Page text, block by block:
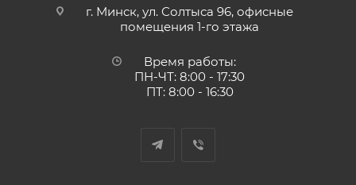
г. Минск, ул. Солтыса 96, офисные
помещения 1-го этажа
Время работы:
ПН-ЧТ: 8:00 - 17:30
ПТ: 8:00 - 16:30